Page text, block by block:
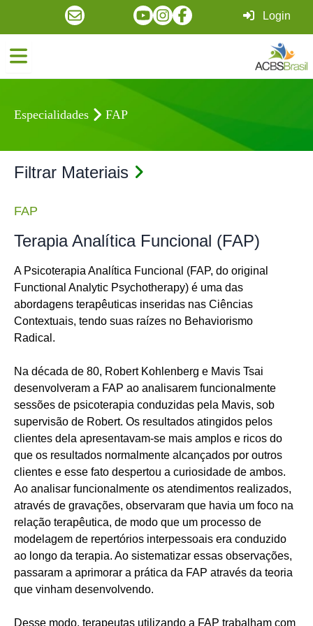
Login
Especialidades FAP
Filtrar Materiais
FAP
Terapia Analítica Funcional (FAP)
A Psicoterapia Analítica Funcional (FAP, do original
Functional Analytic Psychotherapy) é uma das
abordagens terapêuticas inseridas nas Ciências
Contextuais, tendo suas raízes no Behaviorismo
Radical.
Na década de 80, Robert Kohlenberg e Mavis Tsai
desenvolveram a FAP ao analisarem funcionalmente
sessões de psicoterapia conduzidas pela Mavis, sob
supervisão de Robert. Os resultados atingidos pelos
clientes dela apresentavam-se mais amplos e ricos do
que os resultados normalmente alcançados por outros
clientes e esse fato despertou a curiosidade de ambos.
Ao analisar funcionalmente os atendimentos realizados,
através de gravações, observaram que havia um foco na
relação terapêutica, de modo que um processo de
modelagem de repertórios interpessoais era conduzido
ao longo da terapia. Ao sistematizar essas observações,
passaram a aprimorar a prática da FAP através da teoria
que vinham desenvolvendo.
Desse modo, terapeutas utilizando a FAP trabalham com